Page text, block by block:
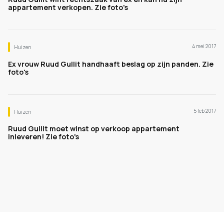
appartement verkopen. Zie foto's
Huizen 4 mei 2017
Ex vrouw Ruud Gullit handhaaft beslag op zijn panden. Zie
foto's
Huizen 5 feb 2017
Ruud Gullit moet winst op verkoop appartement
inleveren! Zie foto's